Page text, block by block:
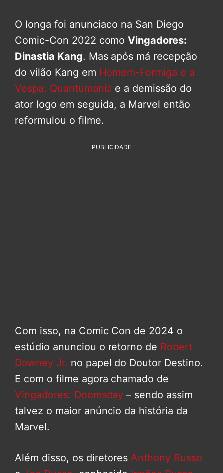
O longa foi anunciado na San Diego
Comic-Con 2022 como Vingadores:
Dinastia Kang. Mas após má recepção
do vilão Kang em Homem-Formiga e a
Vespa: Quantumania e a demissão do
ator logo em seguida, a Marvel então
reformulou o filme.
PUBLICIDADE
Com isso, na Comic Con de 2024 o
estúdio anunciou o retorno de Robert
Downey Jr. no papel do Doutor Destino.
E com o filme agora chamado de
Vingadores: Doomsday – sendo assim
talvez o maior anúncio da história da
Marvel.
Além disso, os diretores Anthony Russo